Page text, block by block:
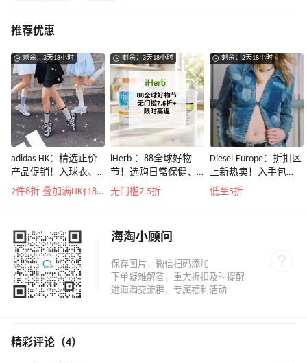
推荐优惠
剩余：3天18小时
adidas HK：精选正价
产品促销！入球衣、
金属银跆拳道鞋等
2件8折 叠加满HK$1800-100
剩余：3天18小时
iHerb ：88全球好物
节！选购日常保健、
健身补剂、护肤洗护
无门槛7.5折
剩余：2天18小时
Diesel Europe：折扣区
上新热卖！入手包
袋、服饰、鞋履等
低至5折
海淘小顾问
精彩评论（4）